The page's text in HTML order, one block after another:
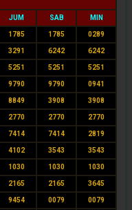
JUM SAB MIN
1785 1785 0289
3291 6242 6242
5251 5251 5251
9790 9790 0941
8849 3908 3908
2770 2770 2770
7414 7414 2819
4102 3543 3543
1030 1030 1030
2165 2165 3645
9454 0079 0079